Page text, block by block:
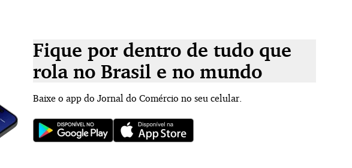
Fique por dentro de tudo que
rola no Brasil e no mundo
Baixe o app do Jornal do Comércio no seu celular.